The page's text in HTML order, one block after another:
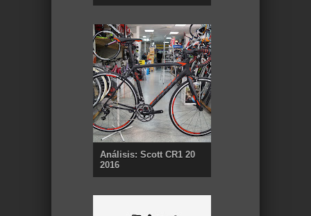
Análisis: Scott CR1 20
2016